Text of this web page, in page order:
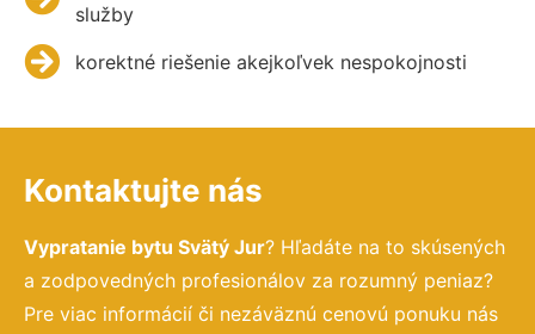
služby
korektné riešenie akejkoľvek nespokojnosti
Kontaktujte nás
Vypratanie bytu Svätý Jur? Hľadáte na to skúsených
a zodpovedných profesionálov za rozumný peniaz?
Pre viac informácií či nezáväznú cenovú ponuku nás